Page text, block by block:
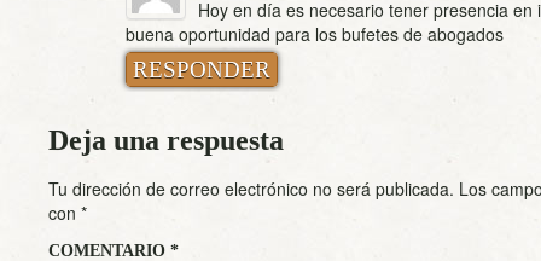
Hoy en día es necesario tener presencia
buena oportunidad para los bufetes de abogados
RESPONDER
Deja una respuesta
Tu dirección de correo electrónico no será publicada. Los
con *
COMENTARIO *